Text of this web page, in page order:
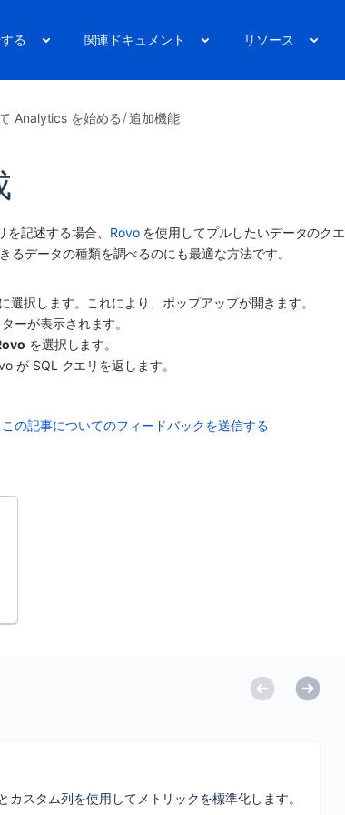
る 関連ドキュメント リソース
Analytics を始める 追加機能
記述する場合、 Rovo を使用してプルしたいデータのクエ
データの種類を調べるのにも最適な方法です。
選択します。これにより、ポップアップが開きます。
ーが表示されます。
を選択します。
が SQL クエリを返します。
この記事についてのフィードバックを送信する
スタム列を使用してメトリックを標準化します。